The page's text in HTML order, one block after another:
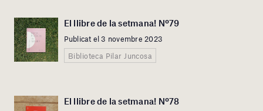
El llibre de la setmana! Nº79
Publicat el 3 novembre 2023
Biblioteca Pilar Juncosa
El llibre de la setmana! Nº78